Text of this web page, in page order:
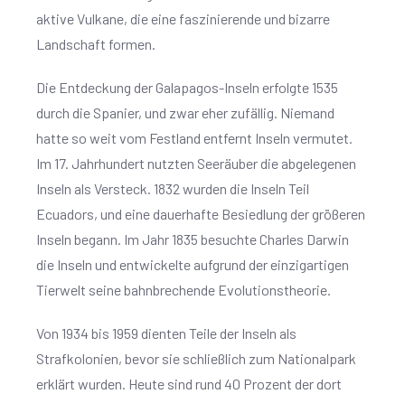
aktive Vulkane, die eine faszinierende und bizarre
Landschaft formen.
Die Entdeckung der Galapagos-Inseln erfolgte 1535
durch die Spanier, und zwar eher zufällig. Niemand
hatte so weit vom Festland entfernt Inseln vermutet.
Im 17. Jahrhundert nutzten Seeräuber die abgelegenen
Inseln als Versteck. 1832 wurden die Inseln Teil
Ecuadors, und eine dauerhafte Besiedlung der größeren
Inseln begann. Im Jahr 1835 besuchte Charles Darwin
die Inseln und entwickelte aufgrund der einzigartigen
Tierwelt seine bahnbrechende Evolutionstheorie.
Von 1934 bis 1959 dienten Teile der Inseln als
Strafkolonien, bevor sie schließlich zum Nationalpark
erklärt wurden. Heute sind rund 40 Prozent der dort